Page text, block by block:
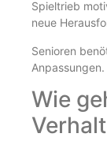
Spieltrieb
neue
Senioren
Wie